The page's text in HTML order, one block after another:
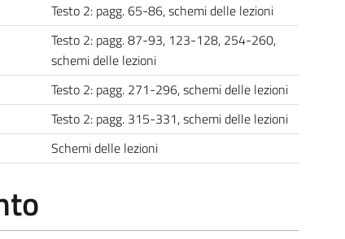
Testo 2: pagg. 65-86, schemi delle lezioni
Testo 2: pagg. 87-93, 123-128, 254-260,
schemi delle lezioni
Testo 2: pagg. 271-296, schemi delle lezioni
Testo 2: pagg. 315-331, schemi delle lezioni
Schemi delle lezioni